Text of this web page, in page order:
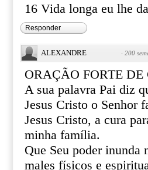
16 Vida longa eu lhe
Responder
ALEXANDRE · 200
ORAÇÃO FORTE DE
A sua palavra Pai diz
Jesus Cristo o Senhor
Jesus Cristo, a cura
minha família.
Que Seu poder inunda
males físicos e